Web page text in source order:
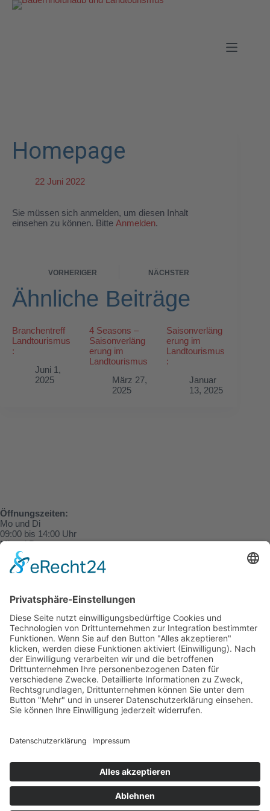
Homepage
22 Juni 2022
Sie müssen sich anmelden, um diesen Inhalt
einsehen zu können. Bitte Anmelden.
VORHERIGER NÄCHSTER
Ähnliche Beiträge
Branchentreff
Landtourismus
:
Juni 1,
2025
4 Seasons –
Saisonverläng
erung im
Landtourismus
März 27,
2025
Saisonverläng
erung im
Landtourismus
:
Januar
13, 2025
Öffnungszeiten:
Mo und Di
09:00 bis 14:00 Uhr
Mi und Do
09:00 bis 13:00 Uhr
und nach Vereinbarung!
Sei dabei!
SEP.
16
09:00- 17:00
Landgezwitscher.SH
Kalender anzeigen
Adresse: Alte Dorfstraße
24245 Großbarkau
0 43 02-7 83 39 55